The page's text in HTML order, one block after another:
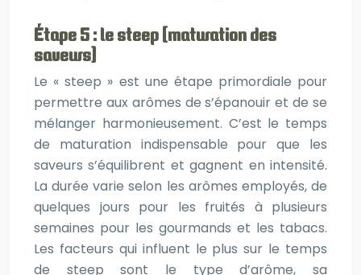
Étape 5 : le steep (maturation des
saveurs)
Le « steep » est une étape primordiale pour
permettre aux arômes de s’épanouir et de se
mélanger harmonieusement. C’est le temps
de maturation indispensable pour que les
saveurs s’équilibrent et gagnent en intensité.
La durée varie selon les arômes employés, de
quelques jours pour les fruités à plusieurs
semaines pour les gourmands et les tabacs.
Les facteurs qui influent le plus sur le temps
de steep sont le type d’arôme, sa